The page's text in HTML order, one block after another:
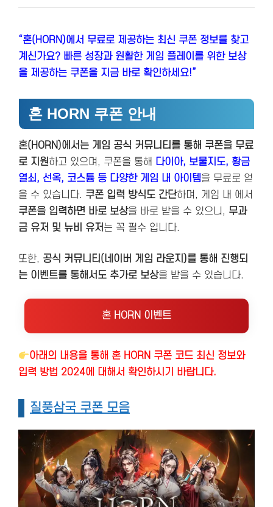
“혼(HORN)에서 무료로 제공하는 최신 쿠폰 정보를 찾고
계신가요? 빠른 성장과 원활한 게임 플레이를 위한 보상
을 제공하는 쿠폰을 지금 바로 확인하세요!”
혼 HORN 쿠폰 안내
혼(HORN)에서는 게임 공식 커뮤니티를 통해 쿠폰을 무료
로 지원하고 있으며, 쿠폰을 통해 다이아, 보물지도, 황금
열쇠, 선옥, 코스튬 등 다양한 게임 내 아이템을 무료로 얻
을 수 있습니다. 쿠폰 입력 방식도 간단하며, 게임 내 에서
쿠폰을 입력하면 바로 보상을 바로 받을 수 있으니, 무과
금 유저 및 뉴비 유저는 꼭 필수 입니다.
또한, 공식 커뮤니티(네이버 게임 라운지)를 통해 진행되
는 이벤트를 통해서도 추가로 보상을 받을 수 있습니다.
혼 HORN 이벤트
아래의 내용을 통해 혼 HORN 쿠폰 코드 최신 정보와
입력 방법 2024에 대해서 확인하시기 바랍니다.
질풍삼국 쿠폰 모음